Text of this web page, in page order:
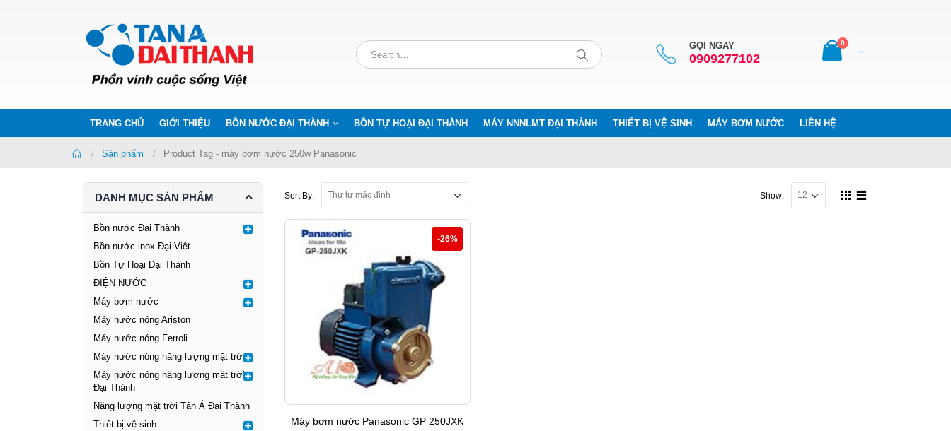
GỌI NGAY
0909277102
0
TRANG CHỦ GIỚI THIỆU BỒN NƯỚC ĐẠI THÀNH BỒN TỰ HOẠI ĐẠI THÀNH MÁY NNNLMT ĐẠI THÀNH THIẾT BỊ VỆ SINH MÁY BƠM NƯỚC LIÊN HỆ
Home
Sản phẩm Product Tag - máy bơm nước 250w Panasonic
Sort By: Show:
-26%
Máy bơm nước Panasonic GP 250JXK
DANH MỤC SẢN PHẨM
Bồn nước Đại Thành
Bồn nước inox Đại Việt
Bồn Tự Hoại Đại Thành
ĐIỆN NƯỚC
Máy bơm nước
Máy nước nóng Ariston
Máy nước nóng Ferroli
Máy nước nóng năng lượng mặt trời
Máy nước nóng năng lượng mặt trời
Đại Thành
Năng lượng mặt trời Tân Á Đại Thành
Thiết bị vệ sinh